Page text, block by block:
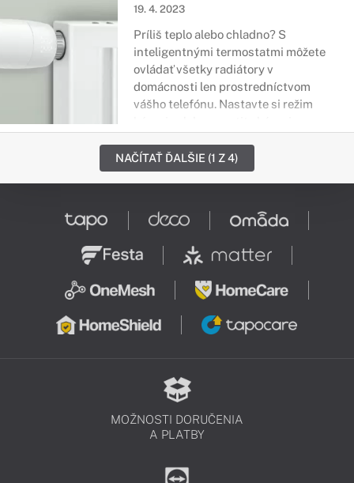
poriadku.
19. 4. 2023
Príliš teplo alebo chladno? S
inteligentnými termostatmi môžete
ovládať všetky radiátory v
domácnosti len prostredníctvom
vášho telefónu. Nastavte si režim
pohodlie je na prvom mieste.
NAČÍTAŤ ĎALŠIE (1 Z 4)
MOŽNOSTI DORUČENIA
A PLATBY